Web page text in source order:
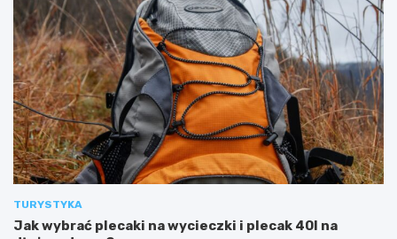
a
k
c
j
e
d
l
a
t
u
r
s
t
o
t
w
a
r
c
i
a
,
b
i
e
t
TURYSTYKA
Jak wybrać plecaki na wycieczki i plecak 40l na